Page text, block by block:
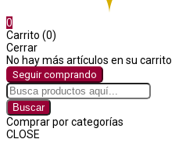
0
Carrito (0)
Cerrar
No hay más artículos en su carrito
Seguir comprando
Buscar
Comprar por categorías
CLOSE